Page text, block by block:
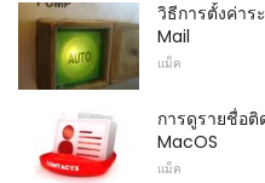
วิธีการตั้งค่าร
Mail
แม็ค
การดูรายชื่อ
MacOS
แม็ค